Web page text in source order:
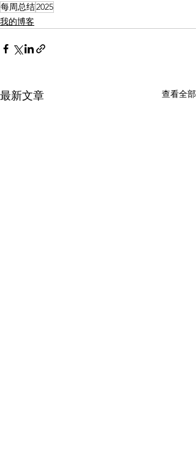
每周总结2025
我的博客
最新文章 查看全部